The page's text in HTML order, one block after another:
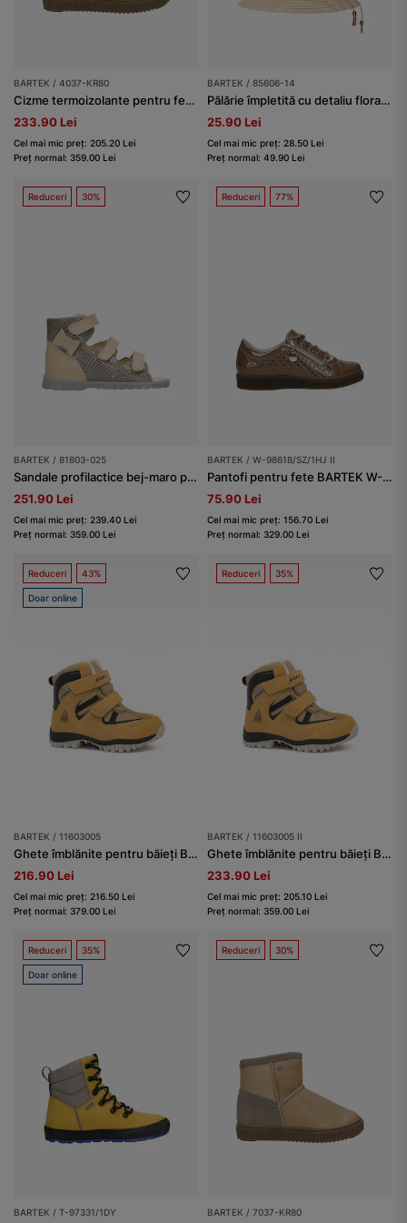
BARTEK / 4037-KR80
Cizme termoizolante pentru fete BARTEK 4037-KR80, bej
233.90 Lei
Cel mai mic preț: 205.20 Lei
Preț normal: 359.00 Lei
BARTEK / 85606-14
Pălărie împletită cu detaliu floral decorativ BARTEK 85606-14
25.90 Lei
Cel mai mic preț: 28.50 Lei
Preț normal: 49.90 Lei
Reduceri 30%
BARTEK / 81803-025
Sandale profilactice bej-maro pentru fete BARTEK 81803-025
251.90 Lei
Cel mai mic preț: 239.40 Lei
Preț normal: 359.00 Lei
Reduceri 77%
BARTEK / W-98618/SZ/1HJ II
Pantofi pentru fete BARTEK W-98618/SZ/1HJ II, cafea cu lapte
75.90 Lei
Cel mai mic preț: 156.70 Lei
Preț normal: 329.00 Lei
Reduceri 43%
Doar online
BARTEK / 11603005
Ghete îmblănite pentru băieți BARTEK 11603005, bej
216.90 Lei
Cel mai mic preț: 216.50 Lei
Preț normal: 379.00 Lei
Reduceri 35%
BARTEK / 11603005 II
Ghete îmblănite pentru băieți BARTEK 11603005 II, bej
233.90 Lei
Cel mai mic preț: 205.10 Lei
Preț normal: 359.00 Lei
Reduceri 35%
Doar online
BARTEK / T-97331/1DY
Reduceri 30%
BARTEK / 7037-KR80